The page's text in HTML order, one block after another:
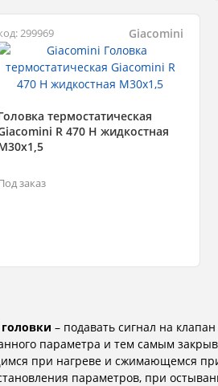
299969 Giacomini
термостатическая
R 470 H жидкостная
заказ
– подавать сигнал на
параметра и тем самым
при нагреве и сжимающемся при
параметров, при